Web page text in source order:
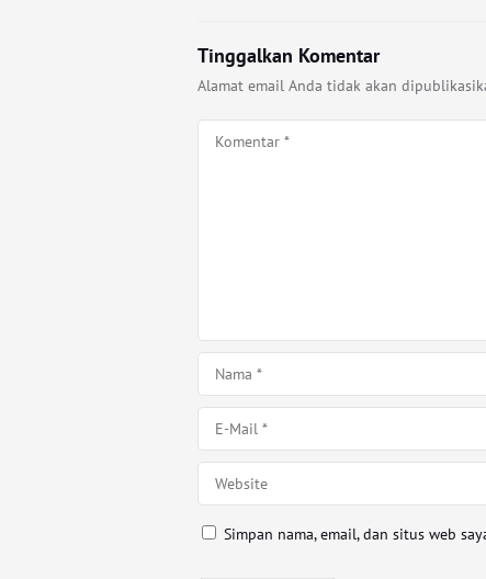
Tinggalkan Komentar
Alamat email Anda tidak akan
Simpan nama, email, dan situs web